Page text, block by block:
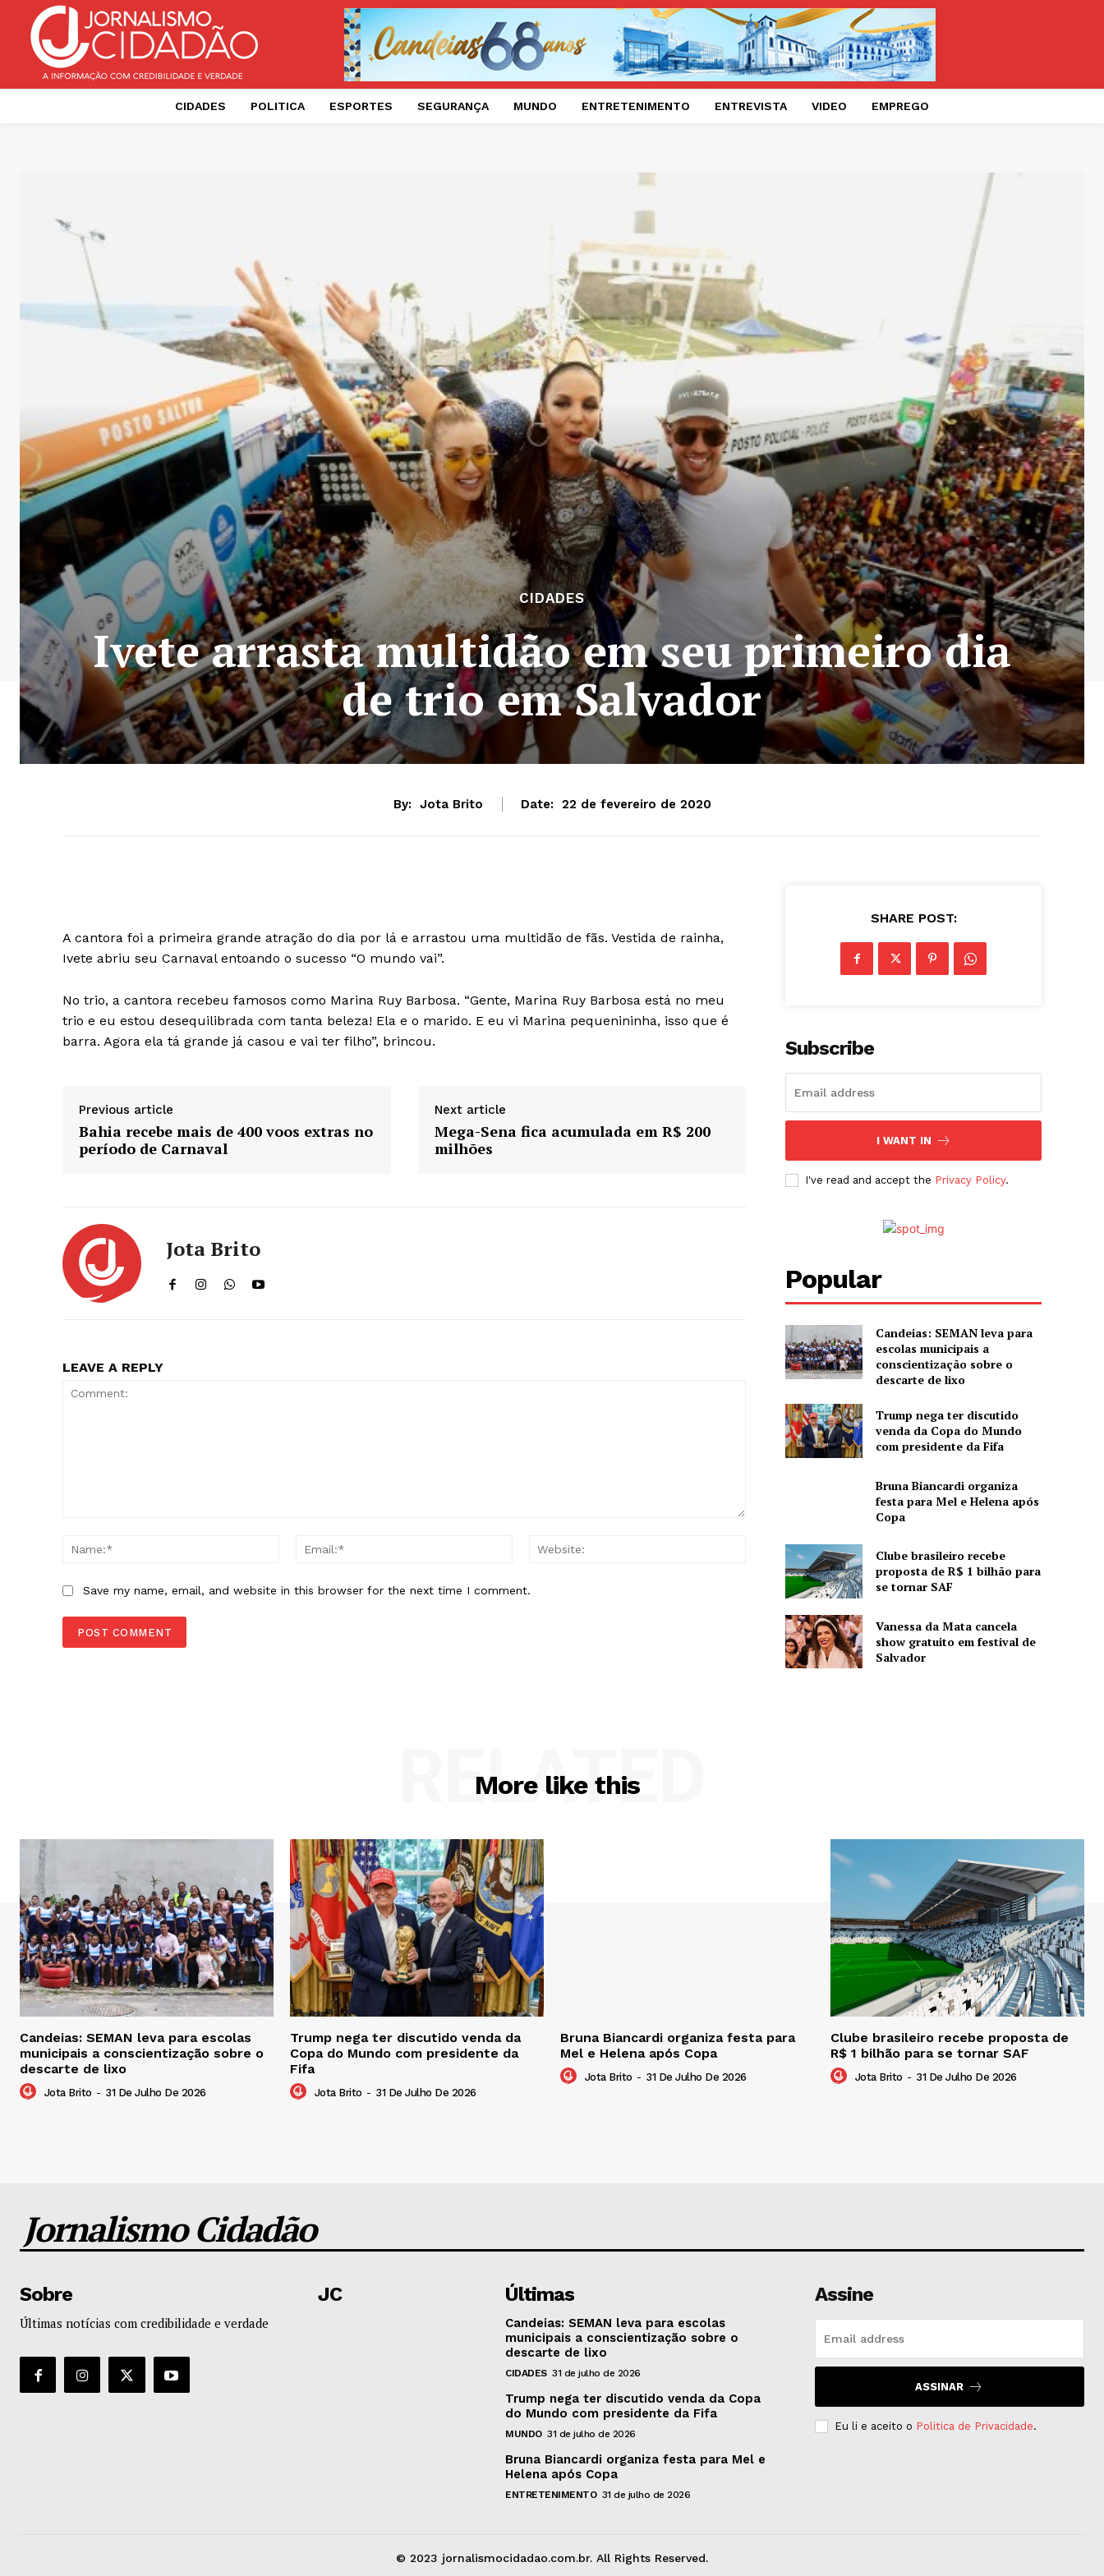
CIDADES POLITICA ESPORTES SEGURANÇA MUNDO ENTRETENIMENTO ENTREVISTA VIDEO EMPREGO
CIDADES
Ivete arrasta multidão em seu primeiro dia
de trio em Salvador
By: Jota Brito Date: 22 de fevereiro de 2020
A cantora foi a primeira grande atração do dia por lá e arrastou uma multidão de fãs. Vestida de rainha,
Ivete abriu seu Carnaval entoando o sucesso “O mundo vai”.
No trio, a cantora recebeu famosos como Marina Ruy Barbosa. “Gente, Marina Ruy Barbosa está no meu
trio e eu estou desequilibrada com tanta beleza! Ela e o marido. E eu vi Marina pequenininha, isso que é
barra. Agora ela tá grande já casou e vai ter filho”, brincou.
Previous article
Bahia recebe mais de 400 voos extras no
período de Carnaval
Next article
Mega-Sena fica acumulada em R$ 200
milhões
Jota Brito
LEAVE A REPLY
Name:*
Email:* Website:
Save my name, email, and website in this browser for the next time I comment.
SHARE POST:
Subscribe
I WANT IN
I've read and accept the Privacy Policy.
Popular
Candeias: SEMAN leva para
escolas municipais a
conscientização sobre o
descarte de lixo
Trump nega ter discutido
venda da Copa do Mundo
com presidente da Fifa
Bruna Biancardi organiza
festa para Mel e Helena após
Copa
Clube brasileiro recebe
proposta de R$ 1 bilhão para
se tornar SAF
Vanessa da Mata cancela
show gratuito em festival de
Salvador
More like this
RELATED
Candeias: SEMAN leva para escolas
municipais a conscientização sobre o
descarte de lixo
Jota Brito - 31 De Julho De 2026
Trump nega ter discutido venda da
Copa do Mundo com presidente da
Fifa
Jota Brito - 31 De Julho De 2026
Bruna Biancardi organiza festa para
Mel e Helena após Copa
Jota Brito - 31 De Julho De 2026
Clube brasileiro recebe proposta de
R$ 1 bilhão para se tornar SAF
Jota Brito - 31 De Julho De 2026
Jornalismo Cidadão
Sobre
Últimas notícias com credibilidade e verdade
JC Últimas
Candeias: SEMAN leva para escolas
municipais a conscientização sobre o
descarte de lixo
CIDADES 31 de julho de 2026
Trump nega ter discutido venda da Copa
do Mundo com presidente da Fifa
MUNDO 31 de julho de 2026
Bruna Biancardi organiza festa para Mel e
Helena após Copa
ENTRETENIMENTO 31 de julho de 2026
Assine
ASSINAR
Eu li e aceito o Politica de Privacidade.
© 2023 jornalismocidadao.com.br. All Rights Reserved.